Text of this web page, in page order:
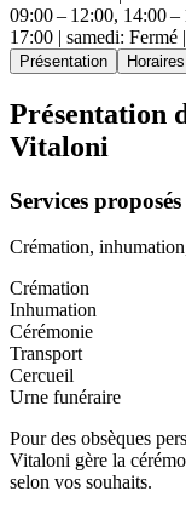
09:00 – 12:00, 14:00
17:00 | samedi: Fermé
Présentation Horaires
Présentation
Vitaloni
Services
Crémation,
Crémation
Inhumation
Cérémonie
Transport
Cercueil
Urne funéraire
Pour des obsèques
Vitaloni gère la
selon vos souhaits.